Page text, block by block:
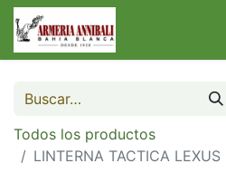
Todos los productos
LINTERNA TACTICA